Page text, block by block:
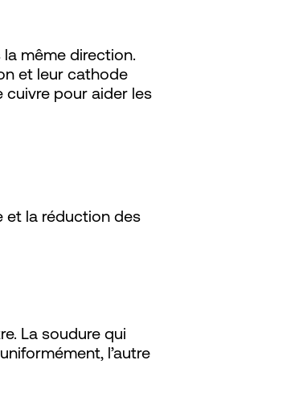
même direction.
et leur cathode
cuivre pour aider les
et la réduction des
La soudure qui
l’autre